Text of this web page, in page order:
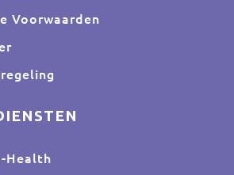
Voorwaarden
Health